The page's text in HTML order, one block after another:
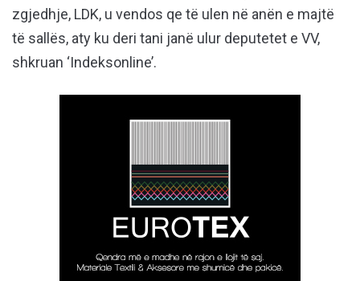
zgjedhje, LDK, u vendos qe të ulen në anën e majtë
të sallës, aty ku deri tani janë ulur deputetet e VV,
shkruan ‘Indeksonline’.